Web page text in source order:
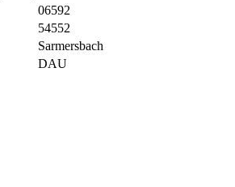
06592
54552
Sarmersbach
DAU